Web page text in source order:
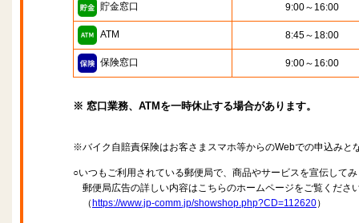
貯金窓口 9:00～16:00
ATM 8:45～18:00
保険窓口 9:00～16:00
※ 窓口業務、ATMを一時休止する場合があります。
※バイク自賠責保険はお客さまスマホ等からのWebでの申込みと
○いつもご利用されている郵便局で、商品やサービスを宣伝して
郵便局広告の詳しい内容はこちらのホームページをご覧くださ
（ https://www.jp-comm.jp/showshop.php?CD=112620）